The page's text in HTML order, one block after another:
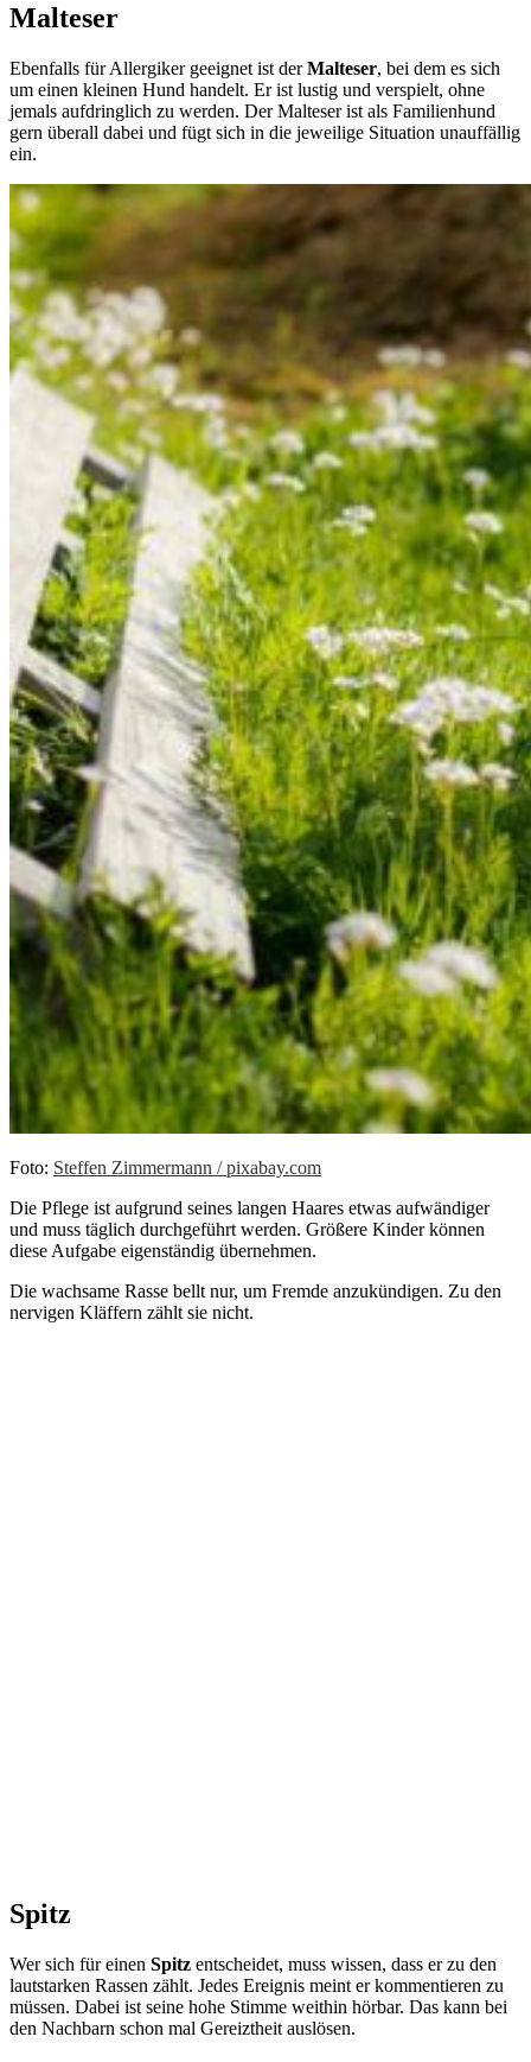
Malteser
Ebenfalls für Allergiker geeignet ist derMalteser, bei dem es sich
um einen kleinen Hund handelt. Er ist lustig und verspielt, ohne
jemals aufdringlich zu werden. Der Malteser ist als Familienhund
gern überall dabei und fügt sich in die jeweilige Situation unauffällig
ein.
Foto: Steffen Zimmermann / pixabay.com
Die Pflege ist aufgrund seines langen Haares etwas aufwändiger
und muss täglich durchgeführt werden. Größere Kinder können
diese Aufgabe eigenständig übernehmen.
Die wachsame Rasse bellt nur, um Fremde anzukündigen. Zu den
nervigen Kläffern zählt sie nicht.
Spitz
Wer sich für einen Spitz entscheidet, muss wissen, dass er zu den
lautstarken Rassen zählt. Jedes Ereignis meint er kommentieren zu
müssen. Dabei ist seine hohe Stimme weithin hörbar. Das kann bei
den Nachbarn schon mal Gereiztheit auslösen.